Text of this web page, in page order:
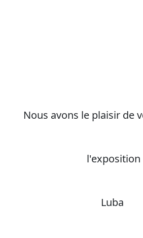
Nous avons le plaisir de
l'exposition
Luba